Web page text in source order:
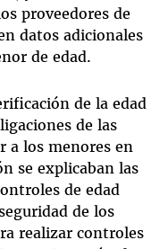
proveedores de
datos adicionales
de edad.
de la edad
de las
a los menores en
se explicaban las
de edad
de los
realizar controles